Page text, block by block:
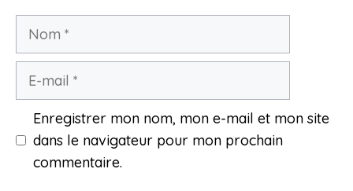
Nom
Enregistrer mon nom, mon e-mail et mon site
dans le navigateur pour mon prochain
commentaire.